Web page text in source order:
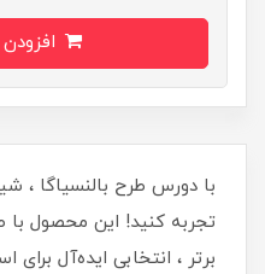
با دورس طرح بالنسیاگا ،
تجربه کنید! این محصول
برتر ، انتخابی ایده‌آل برای